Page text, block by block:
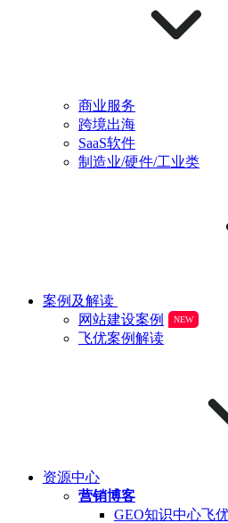
商业服务
跨境出海
SaaS软件
制造业/硬件/工业类
案例及解读
网站建设案例
NEW
飞优案例解读
资源中心
营销博客
GEO知识中心飞